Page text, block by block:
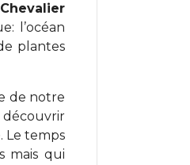
l’océan
plantes
de notre
découvrir
Le temps
mais qui